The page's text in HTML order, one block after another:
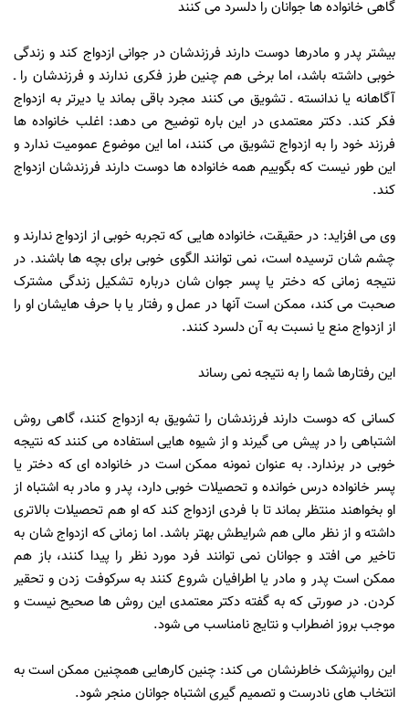
گاهی خانواده ها جوانان را دلسرد می کنند
بیشتر پدر و مادرها دوست دارند فرزندشان در جوانی ازدواج کند و زندگی
خوبی داشته باشد، اما برخی هم چنین طرز فکری ندارند و فرزندشان را ـ
آگاهانه یا ندانسته ـ تشویق می کنند مجرد باقی بماند یا دیرتر به ازدواج
فکر کند. دکتر معتمدی در این باره توضیح می دهد: اغلب خانواده ها
فرزند خود را به ازدواج تشویق می کنند، اما این موضوع عمومیت ندارد و
این طور نیست که بگوییم همه خانواده ها دوست دارند فرزندشان ازدواج
کند.
وی می افزاید: در حقیقت، خانواده هایی که تجربه خوبی از ازدواج ندارند و
چشم شان ترسیده است، نمی توانند الگوی خوبی برای بچه ها باشند. در
نتیجه زمانی که دختر یا پسر جوان شان درباره تشکیل زندگی مشترک
صحبت می کند، ممکن است آنها در عمل و رفتار یا با حرف هایشان او را
از ازدواج منع یا نسبت به آن دلسرد کنند.
این رفتارها شما را به نتیجه نمی رساند
کسانی که دوست دارند فرزندشان را تشویق به ازدواج کنند، گاهی روش
اشتباهی را در پیش می گیرند و از شیوه هایی استفاده می کنند که نتیجه
خوبی در برندارد. به عنوان نمونه ممکن است در خانواده ای که دختر یا
پسر خانواده درس خوانده و تحصیلات خوبی دارد، پدر و مادر به اشتباه از
او بخواهند منتظر بماند تا با فردی ازدواج کند که او هم تحصیلات بالاتری
داشته و از نظر مالی هم شرایطش بهتر باشد. اما زمانی که ازدواج شان به
تاخیر می افتد و جوانان نمی توانند فرد مورد نظر را پیدا کنند، باز هم
ممکن است پدر و مادر یا اطرافیان شروع کنند به سرکوفت زدن و تحقیر
کردن. در صورتی که به گفته دکتر معتمدی این روش ها صحیح نیست و
موجب بروز اضطراب و نتایج نامناسب می شود.
این روانپزشک خاطرنشان می کند: چنین کارهایی همچنین ممکن است به
انتخاب های نادرست و تصمیم گیری اشتباه جوانان منجر شود.